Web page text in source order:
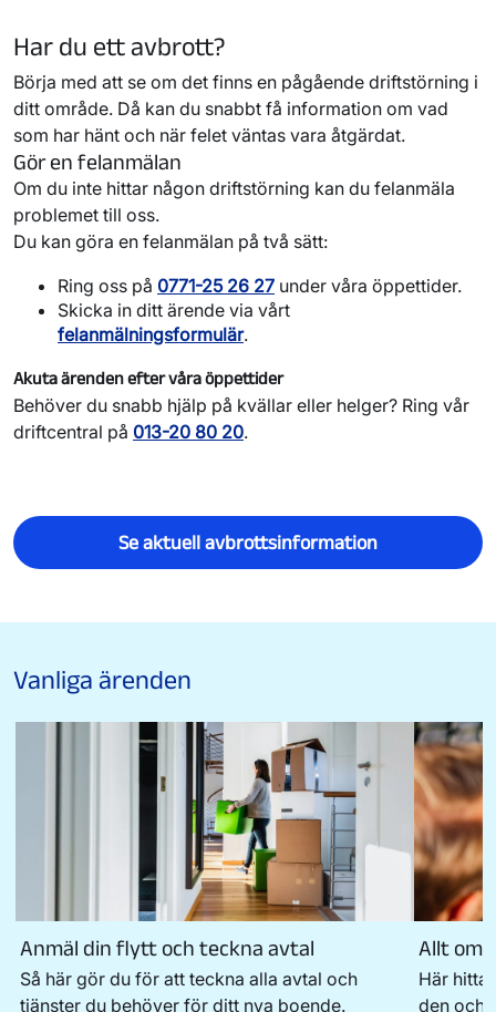
Har du ett avbrott?
Börja med att se om det finns en pågående driftstörning i
ditt område. Då kan du snabbt få information om vad
som har hänt och när felet väntas vara åtgärdat.
Gör en felanmälan
Om du inte hittar någon driftstörning kan du felanmäla
problemet till oss.
Du kan göra en felanmälan på två sätt:
Ring oss på 0771-25 26 27 under våra öppettider.
Skicka in ditt ärende via vårt
felanmälningsformulär.
Akuta ärenden efter våra öppettider
Behöver du snabb hjälp på kvällar eller helger? Ring vår
driftcentral på 013-20 80 20.
Se aktuell avbrottsinformation
Vanliga ärenden
Anmäl din flytt och teckna avtal
Så här gör du för att teckna alla avtal och
tjänster du behöver för ditt nya boende.
Allt om
Här
den och